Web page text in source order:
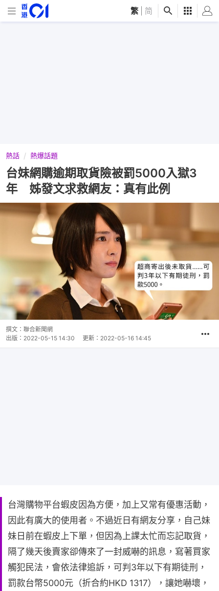
繁 简
熱話 熱爆話題
台妹網購逾期取貨險被罰5000入獄3
年 姊發文求救網友：真有此例
撰文： 聯合新聞網
出版： 2022-05-15 14:30 更新： 2022-05-16 14:45
台灣購物平台蝦皮因為方便，加上又常有優惠活動，
因此有廣大的使用者。不過近日有網友分享，自己妹
妹日前在蝦皮上下單，但因為上課太忙而忘記取貨，
隔了幾天後賣家卻傳來了一封威嚇的訊息，寫著買家
觸犯民法，會依法律追訴，可判3年以下有期徒刑，
罰款台幣5000元（折合約HKD 1317），讓她嚇壞，